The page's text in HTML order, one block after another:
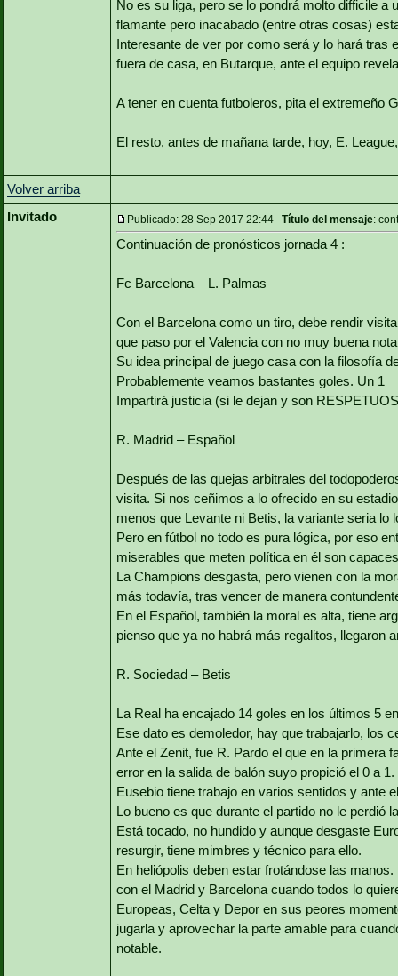
No es su liga, pero se lo pondrá molto difficile
flamante pero inacabado (entre otras cosas)
Interesante de ver por como será y lo hará tras
fuera de casa, en Butarque, ante el equipo
A tener en cuenta futboleros, pita el extremeño
El resto, antes de mañana tarde, hoy, E.
Volver arriba
Invitado
Publicado: 28 Sep 2017 22:44 Título del mensaje:
Continuación de pronósticos jornada 4 :
Fc Barcelona – L. Palmas
Con el Barcelona como un tiro, debe rendir
que paso por el Valencia con no muy buena
Su idea principal de juego casa con la filosofía
Probablemente veamos bastantes goles. Un 1
Impartirá justicia (si le dejan y son
R. Madrid – Español
Después de las quejas arbitrales del
visita. Si nos ceñimos a lo ofrecido en su
menos que Levante ni Betis, la variante seria lo
Pero en fútbol no todo es pura lógica, por eso
miserables que meten política en él son
La Champions desgasta, pero vienen con la
más todavía, tras vencer de manera
En el Español, también la moral es alta, tiene
pienso que ya no habrá más regalitos, llegaron
R. Sociedad – Betis
La Real ha encajado 14 goles en los últimos 5
Ese dato es demoledor, hay que trabajarlo, los
Ante el Zenit, fue R. Pardo el que en la primera
error en la salida de balón suyo propició el 0 a 1.
Eusebio tiene trabajo en varios sentidos y ante
Lo bueno es que durante el partido no le perdió
Está tocado, no hundido y aunque desgaste
resurgir, tiene mimbres y técnico para ello.
En heliópolis deben estar frotándose las
con el Madrid y Barcelona cuando todos lo
Europeas, Celta y Depor en sus peores
jugarla y aprovechar la parte amable para
notable.